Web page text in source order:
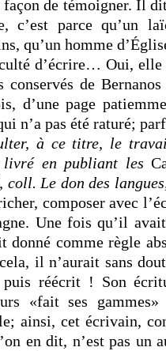
façon de témoigner. Il
c’est parce qu’un
qu’un homme
d’écrire… Oui, elle
conservés de
d’une page
n’a pas été raturé;
à ce titre, le
livré en publiant les
coll. Le don des
composer avec
Une fois qu’il
donné comme règle
il n’aurait sans
réécrit ! Son
«fait ses
ainsi, cet écrivain,
en dit, n’est pas